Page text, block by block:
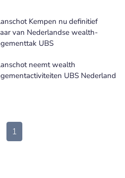
Kempen nu definitief
van Nederlandse wealth-
UBS
neemt wealth
UBS Nederland
1